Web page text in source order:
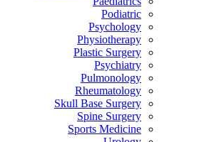
Podiatric
Psychology
Physiotherapy
Plastic Surgery
Psychiatry
Pulmonology
Rheumatology
Skull Base Surgery
Spine Surgery
Sports Medicine